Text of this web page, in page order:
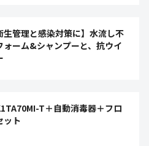
生管理と感染対策に】水流し不
ォーム&シャンプーと、抗ウイ
T＋自動消毒器＋フロ
ット